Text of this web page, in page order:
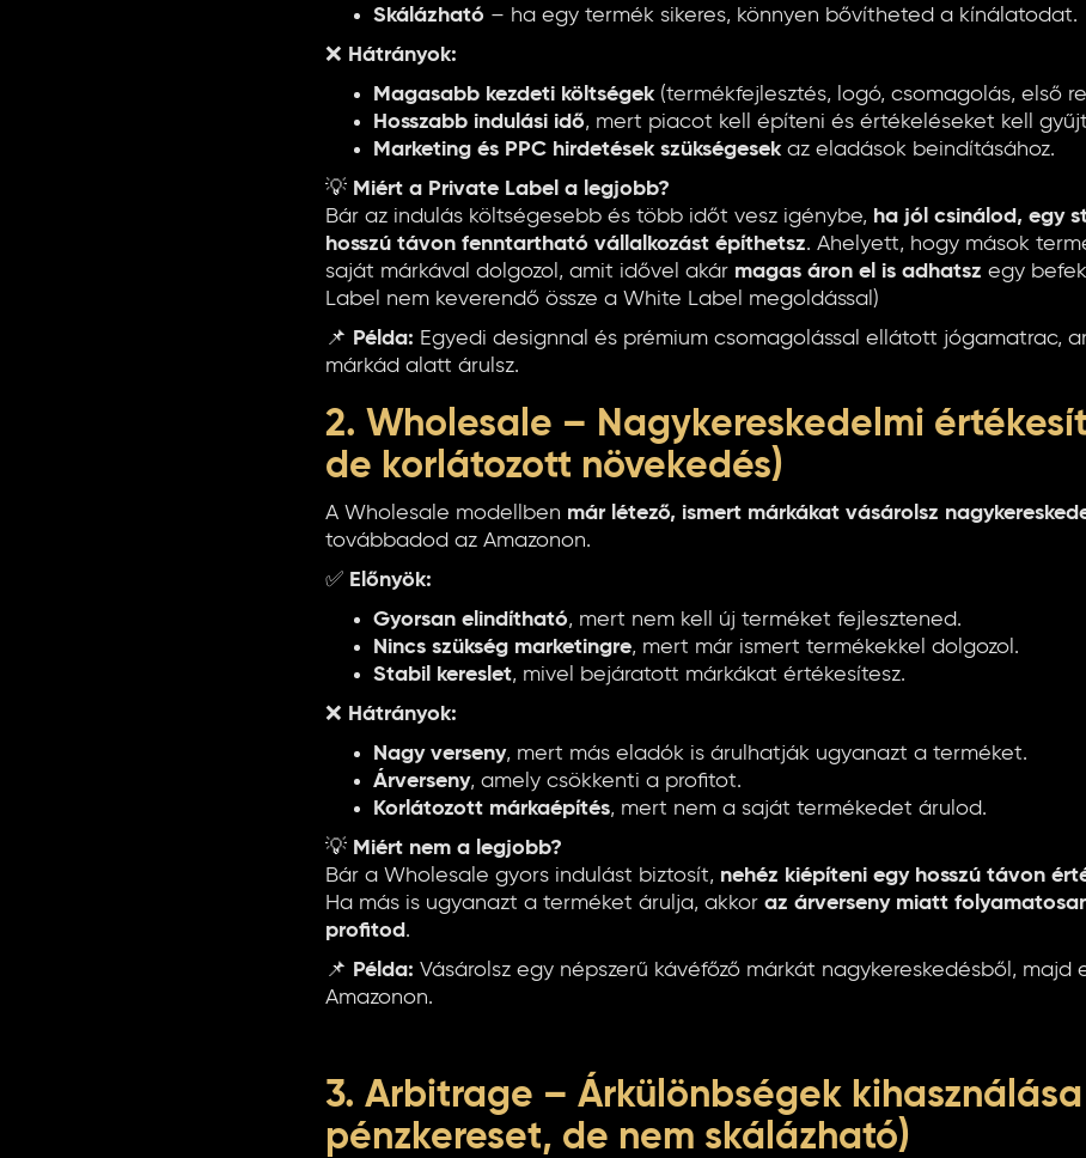
Skálázható – ha egy termék sikeres, könnyen bővítheted a kínálatodat.
❌ Hátrányok:
Magasabb kezdeti költségek (termékfejlesztés, logó, csomagolás, első
Hosszabb indulási idő, mert piacot kell építeni és értékeléseket kell
Marketing és PPC hirdetések szükségesek az eladások beindításához.
💡 Miért a Private Label a legjobb?
Bár az indulás költségesebb és több időt vesz igénybe, ha jól csinálod, egy
hosszú távon fenntartható vállalkozást építhetsz. Ahelyett, hogy mások
saját márkával dolgozol, amit idővel akár magas áron el is adhatsz egy
Label nem keverendő össze a White Label megoldással)
📌 Példa: Egyedi designnal és prémium csomagolással ellátott jógamatrac,
márkád alatt árulsz.
2. Wholesale – Nagykereskedelmi
de korlátozott növekedés)
A Wholesale modellben már létező, ismert márkákat vásárolsz
továbbadod az Amazonon.
✅ Előnyök:
Gyorsan elindítható, mert nem kell új terméket fejlesztened.
Nincs szükség marketingre, mert már ismert termékekkel dolgozol.
Stabil kereslet, mivel bejáratott márkákat értékesítesz.
❌ Hátrányok:
Nagy verseny, mert más eladók is árulhatják ugyanazt a terméket.
Árverseny, amely csökkenti a profitot.
Korlátozott márkaépítés, mert nem a saját termékedet árulod.
💡 Miért nem a legjobb?
Bár a Wholesale gyors indulást biztosít, nehéz kiépíteni egy hosszú távon
Ha más is ugyanazt a terméket árulja, akkor az árverseny miatt
profitod .
📌 Példa: Vásárolsz egy népszerű kávéfőző márkát nagykereskedésből, majd
Amazonon.
3. Arbitrage – Árkülönbségek kihasználása
pénzkereset, de nem skálázható)